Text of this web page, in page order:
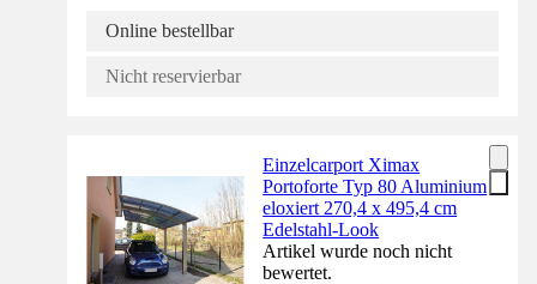
Online bestellbar
Nicht reservierbar
Einzelcarport Ximax
Portoforte Typ 80 Aluminium
eloxiert 270,4 x 495,4 cm
Edelstahl-Look
Artikel wurde noch nicht
bewertet.